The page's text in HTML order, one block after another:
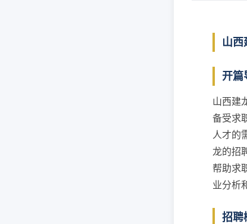
山西
开篇
山西建
备受求
人才的
龙的招
帮助求
业分析
招聘